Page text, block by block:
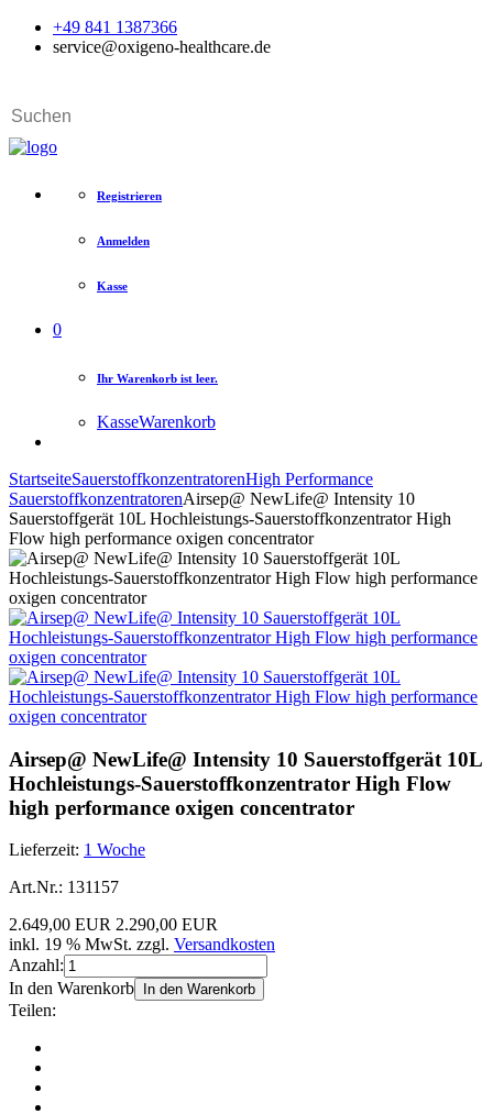
+49 841 1387366
service@oxigeno-healthcare.de
Registrieren
Anmelden
Kasse
0
Ihr Warenkorb ist leer.
KasseWarenkorb
StartseiteSauerstoffkonzentratorenHigh Performance
SauerstoffkonzentratorenAirsep@ NewLife@ Intensity 10
Sauerstoffgerät 10L Hochleistungs-Sauerstoffkonzentrator High
Flow high performance oxigen concentrator
Airsep@ NewLife@ Intensity 10 Sauerstoffgerät 10L
Hochleistungs-Sauerstoffkonzentrator High Flow
high performance oxigen concentrator
Lieferzeit: 1 Woche
Art.Nr.: 131157
2.649,00 EUR 2.290,00 EUR
inkl. 19 % MwSt. zzgl. Versandkosten
Anzahl:
In den Warenkorb
In den Warenkorb
Teilen: